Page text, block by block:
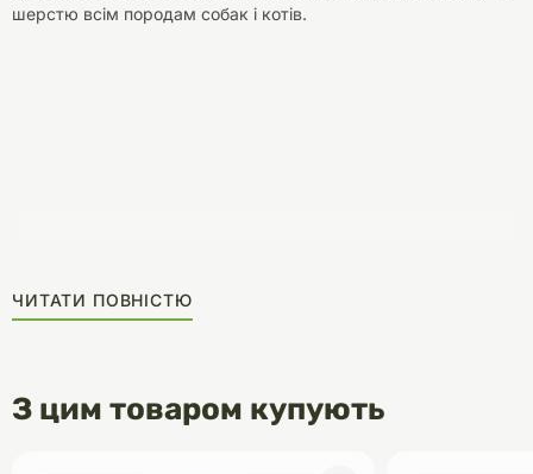
шерстю всім породам собак і котів.
ЧИТАТИ ПОВНІСТЮ
З цим товаром купують